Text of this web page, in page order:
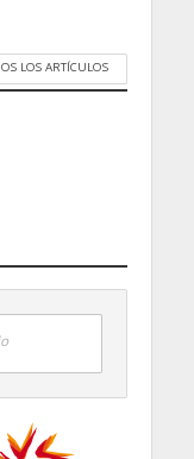
LOS ARTÍCULOS